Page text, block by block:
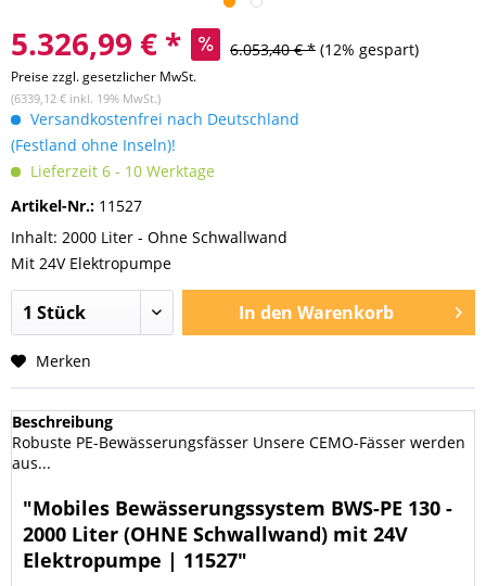
5.326,99 € * 6.053,40 € * (12% gespart)
Preise zzgl. gesetzlicher MwSt.
(6339,12 € inkl. 19% MwSt.)
Versandkostenfrei nach Deutschland
(Festland ohne Inseln)!
Lieferzeit 6 - 10 Werktage
Artikel-Nr.: 11527
Inhalt: 2000 Liter - Ohne Schwallwand
Mit 24V Elektropumpe
In den Warenkorb
Merken
Beschreibung
Robuste PE-Bewässerungsfässer Unsere CEMO-Fässer werden
aus...
"Mobiles Bewässerungssystem BWS-PE 130 -
2000 Liter (OHNE Schwallwand) mit 24V
Elektropumpe | 11527"